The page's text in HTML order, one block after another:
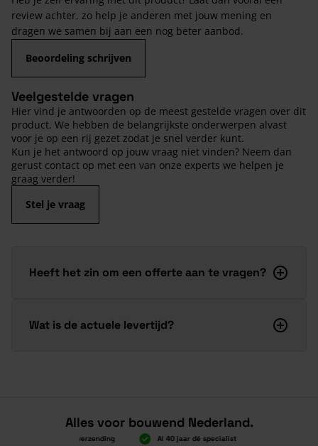
review achter, zo help je anderen met jouw mening en
dragen we samen bij aan een nog beter aanbod.
Beoordeling schrijven
Veelgestelde vragen
Hier vind je antwoorden op de meest gestelde vragen over dit
product. We hebben de belangrijkste onderwerpen alvast
voor je op een rij gezet zodat je snel verder kunt.
Kun je het antwoord op jouw vraag niet vinden? Neem dan
gerust contact op met een van onze experts we helpen je
graag verder!
Stel je vraag
Heeft het zin om een offerte aan te vragen?
Wat is de actuele levertijd?
Alles voor bouwend Nederland.
Boven 2.000 gratis verzending Al 40 jaar dé specialist